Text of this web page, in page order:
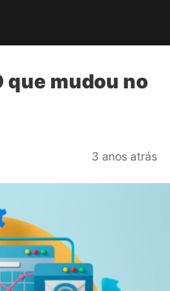
que mudou no
3 anos atrás